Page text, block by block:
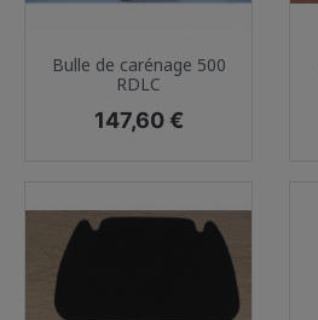
Bulle de carénage 500
RDLC
Prix
147,60 €